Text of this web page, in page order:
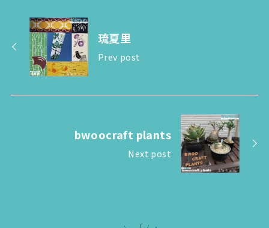
琉夏里
Prev post
bwoocraft plants
Next post